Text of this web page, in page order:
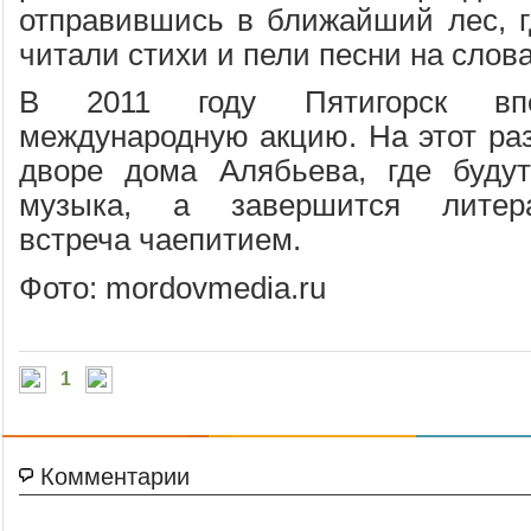
отправившись в ближайший лес,
читали стихи и пели песни на
В 2011 году Пятигорск
международную акцию. На этот
дворе дома Алябьева, где
музыка, а завершится
встреча чаепитием.
Фото: mordovmedia.ru
1
Комментарии